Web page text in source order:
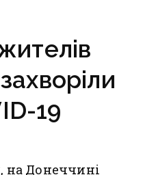
19
на Донеччині